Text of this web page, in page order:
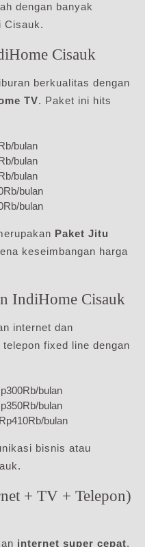
dengan banyak
Cisauk.
Cisauk
berkualitas dengan
TV. Paket ini hits
bulan
bulan
bulan
bulan
bulan
Paket Jitu
keseimbangan harga
IndiHome Cisauk
internet dan
fixed line dengan
bulan
bulan
bulan
bisnis atau
+ TV + Telepon)
internet super cepat,